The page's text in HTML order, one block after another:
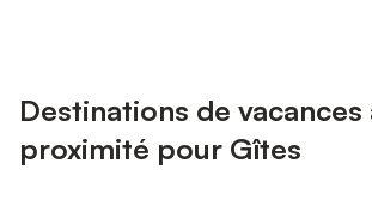
Destinations de vacances
proximité pour Gîtes